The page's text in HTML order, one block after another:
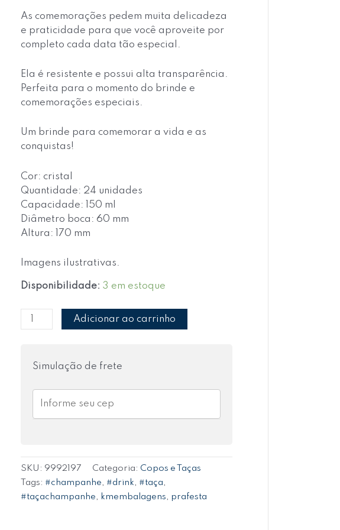
As comemorações pedem muita delicadeza
e praticidade para que você aproveite por
completo cada data tão especial.
Ela é resistente e possui alta transparência.
Perfeita para o momento do brinde e
comemorações especiais.
Um brinde para comemorar a vida e as
conquistas!
Cor: cristal
Quantidade: 24 unidades
Capacidade: 150 ml
Diâmetro boca: 60 mm
Altura: 170 mm
Imagens ilustrativas.
Disponibilidade: 3 em estoque
Adicionar ao carrinho
Simulação de frete
SKU: 9992197 Categoria: Copos e Taças
Tags: #champanhe, #drink, #taça,
#taçachampanhe, kmembalagens, prafesta